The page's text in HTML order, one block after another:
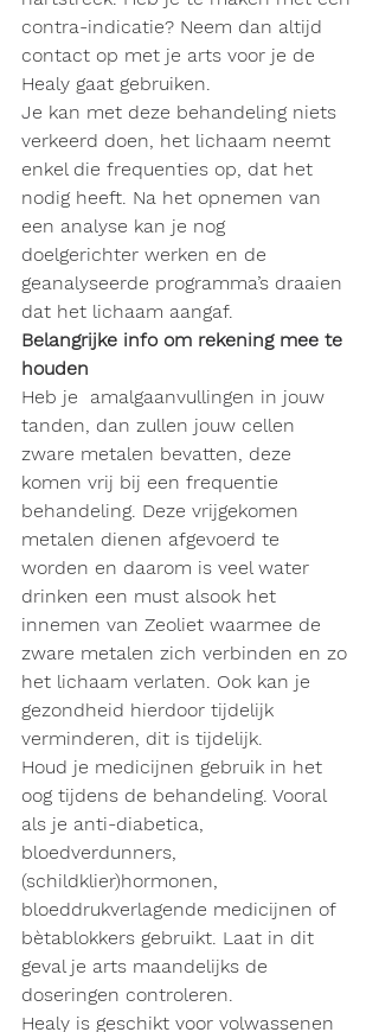
contra-indicatie? Neem dan altijd
contact op met je arts voor je de
Healy gaat gebruiken.
Je kan met deze behandeling niets
verkeerd doen, het lichaam neemt
enkel die frequenties op, dat het
nodig heeft. Na het opnemen van
een analyse kan je nog
doelgerichter werken en de
geanalyseerde programma’s draaien
dat het lichaam aangaf.
Belangrijke info om rekening mee te
houden
Heb je  amalgaanvullingen in jouw
tanden, dan zullen jouw cellen
zware metalen bevatten, deze
komen vrij bij een frequentie
behandeling. Deze vrijgekomen
metalen dienen afgevoerd te
worden en daarom is veel water
drinken een must alsook het
innemen van Zeoliet waarmee de
zware metalen zich verbinden en zo
het lichaam verlaten. Ook kan je
gezondheid hierdoor tijdelijk
verminderen, dit is tijdelijk.
Houd je medicijnen gebruik in het
oog tijdens de behandeling. Vooral
als je anti-diabetica,
bloedverdunners,
(schildklier)hormonen,
bloeddrukverlagende medicijnen of
bètablokkers gebruikt. Laat in dit
geval je arts maandelijks de
doseringen controleren.
Healy is geschikt voor volwassenen